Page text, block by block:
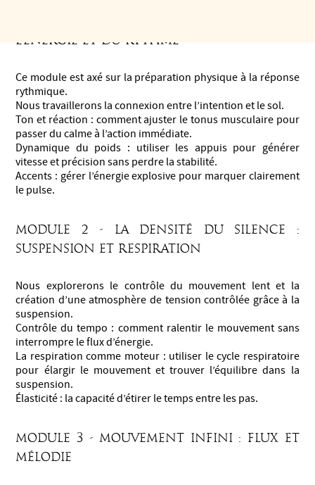
l’énergie et du rythme
Ce module est axé sur la préparation physique à la réponse
rythmique.
Nous travaillerons la connexion entre l’intention et le sol.
Ton et réaction : comment ajuster le tonus musculaire pour
passer du calme à l’action immédiate.
Dynamique du poids : utiliser les appuis pour générer
vitesse et précision sans perdre la stabilité.
Accents : gérer l’énergie explosive pour marquer clairement
le pulse.
Module 2 - La densité du silence :
suspension et respiration
Nous explorerons le contrôle du mouvement lent et la
création d’une atmosphère de tension contrôlée grâce à la
suspension.
Contrôle du tempo : comment ralentir le mouvement sans
interrompre le flux d’énergie.
La respiration comme moteur : utiliser le cycle respiratoire
pour élargir le mouvement et trouver l’équilibre dans la
suspension.
Élasticité : la capacité d’étirer le temps entre les pas.
Module 3 - Mouvement infini : flux et
mélodie